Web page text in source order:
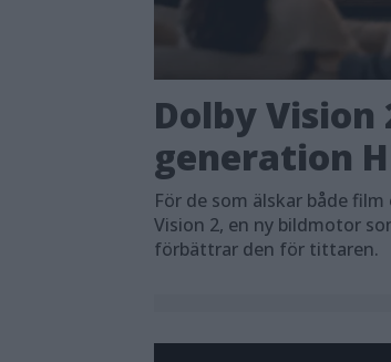
Dolby Vision
generation
För de som älskar både
Vision 2, en ny bildmotor
förbättrar den för tittaren.